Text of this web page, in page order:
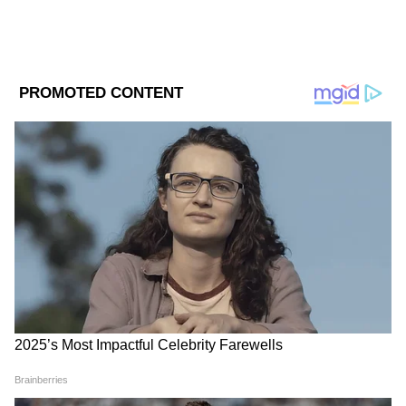
রোজ খাদ্যতালিকায় রাখুন আয়রনে পূর্ণ খাবার।
আয়রন বাচ্চার বিকাশের জন্য সব থেকে প্রয়োজন।
খাওয়াতে পারেন, বিনস, বাদাম, গোটা শস্য, শিম,
মসুর ডাল, সবুজ শাক। এই সকল খাবারে আয়রন
আছে। এটি বাচ্চার স্বাস্থ্যের উন্নতি ঘটাবে। মেনে
চলুন এই সকল বিশেষ টিপস।
প্রোটিন
রোজ রাখুন প্রোটিন। বাচ্চার স্বাস্থ্যের উন্নতি করতে
DOWNLOAD APP
RECOMMENDED STORIES